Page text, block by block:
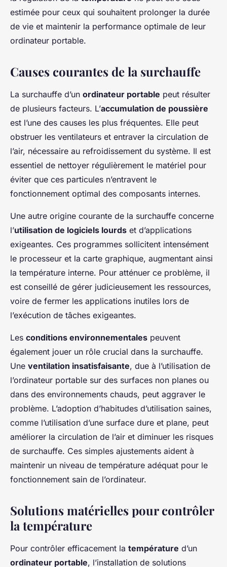
estimée pour ceux qui souhaitent prolonger la durée
de vie et maintenir la performance optimale de leur
ordinateur portable.
Causes courantes de la surchauffe
La surchauffe d’un ordinateur portable peut résulter
de plusieurs facteurs. L’accumulation de poussière
est l’une des causes les plus fréquentes. Elle peut
obstruer les ventilateurs et entraver la circulation de
l’air, nécessaire au refroidissement du système. Il est
essentiel de nettoyer régulièrement le matériel pour
éviter que ces particules n’entravent le
fonctionnement optimal des composants internes.
Une autre origine courante de la surchauffe concerne
l’utilisation de logiciels lourds et d’applications
exigeantes. Ces programmes sollicitent intensément
le processeur et la carte graphique, augmentant ainsi
la température interne. Pour atténuer ce problème, il
est conseillé de gérer judicieusement les ressources,
voire de fermer les applications inutiles lors de
l’exécution de tâches exigeantes.
Les conditions environnementales peuvent
également jouer un rôle crucial dans la surchauffe.
Une ventilation insatisfaisante, due à l’utilisation de
l’ordinateur portable sur des surfaces non planes ou
dans des environnements chauds, peut aggraver le
problème. L’adoption d’habitudes d’utilisation saines,
comme l’utilisation d’une surface dure et plane, peut
améliorer la circulation de l’air et diminuer les risques
de surchauffe. Ces simples ajustements aident à
maintenir un niveau de température adéquat pour le
fonctionnement sain de l’ordinateur.
Solutions matérielles pour contrôler
la température
Pour contrôler efficacement la température d’un
ordinateur portable, l’installation de solutions